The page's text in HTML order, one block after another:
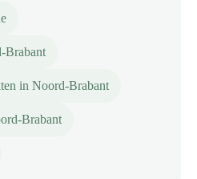
Brabant
in Noord-Brabant
Brabant